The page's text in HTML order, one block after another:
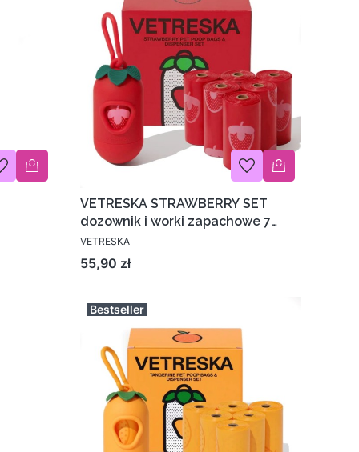
VETRESKA STRAWBERRY SET
dozownik i worki zapachowe 7
rolek
VETRESKA
Cena
55,90 zł
Bestseller